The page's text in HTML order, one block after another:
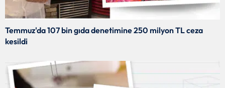
Temmuz'da 107 bin gıda denetimine 250 milyon TL ceza
kesildi